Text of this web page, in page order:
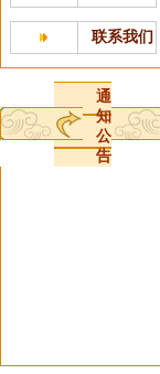
联系我们
通
知
公
告